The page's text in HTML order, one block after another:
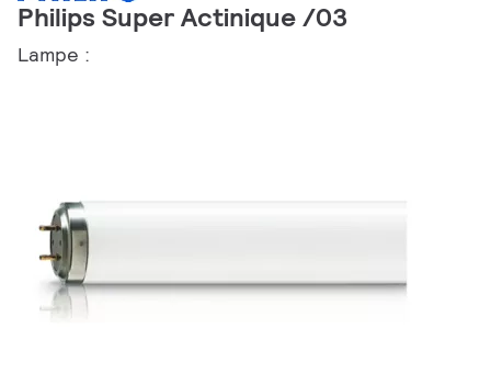
Philips Super Actinique /03
Lampe :